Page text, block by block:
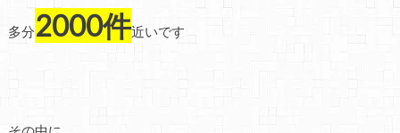
多分2000件近いです